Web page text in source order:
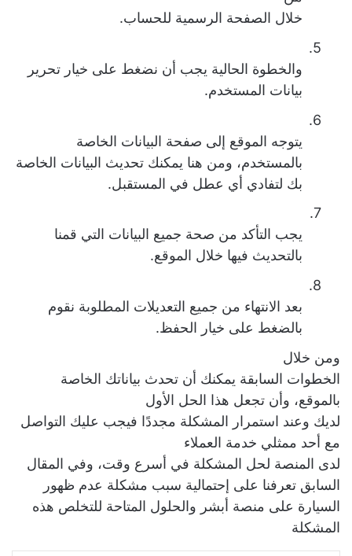
خلال الصفحة الرسمية للحساب.
5.
والخطوة الحالية يجب أن نضغط على خيار تحرير
بيانات المستخدم.
6.
يتوجه الموقع إلى صفحة البيانات الخاصة
بالمستخدم، ومن هنا يمكنك تحديث البيانات الخاصة
بك لتفادي أي عطل في المستقبل.
7.
يجب التأكد من صحة جميع البيانات التي قمنا
بالتحديث فيها خلال الموقع.
8.
بعد الانتهاء من جميع التعديلات المطلوبة نقوم
بالضغط على خيار الحفظ.
ومن خلال
الخطوات السابقة يمكنك أن تحدث بياناتك الخاصة
بالموقع، وأن تجعل هذا الحل الأول
لديك وعند استمرار المشكلة مجددًا فيجب عليك التواصل
مع أحد ممثلي خدمة العملاء
لدى المنصة لحل المشكلة في أسرع وقت، وفي المقال
السابق تعرفنا على إحتمالية سبب مشكلة عدم ظهور
السيارة على منصة أبشر والحلول المتاحة للتخلص هذه
المشكلة